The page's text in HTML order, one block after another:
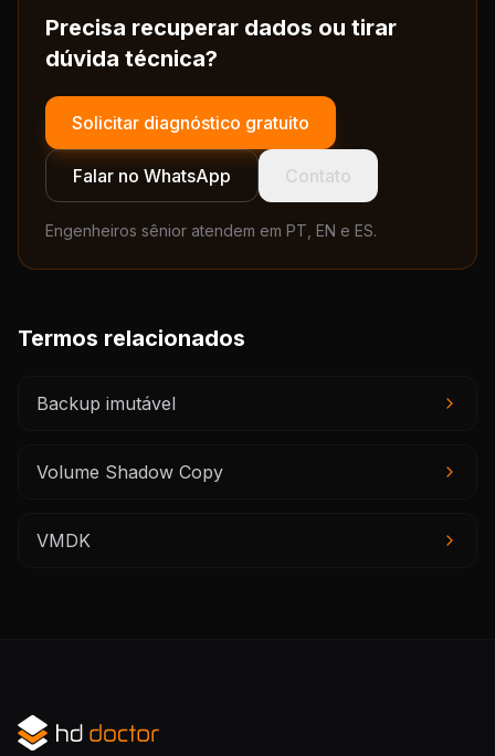
Precisa recuperar dados ou tirar
dúvida técnica?
Solicitar diagnóstico gratuito
Falar no WhatsApp Contato
Engenheiros sênior atendem em PT, EN e ES.
Termos relacionados
Backup imutável
Volume Shadow Copy
VMDK